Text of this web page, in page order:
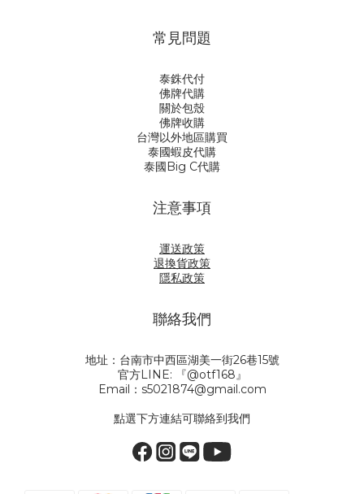
常見問題
泰銖代付
佛牌代購
關於包殼
佛牌收購
台灣以外地區購買
泰國蝦皮代購
泰國Big C代購
注意事項
運送政策
退換貨政策
隱私政策
聯絡我們
地址：台南市中西區湖美一街26巷15號
官方LINE: 『@otf168』
Email：s5021874@gmail.com
點選下方連結可聯絡到我們